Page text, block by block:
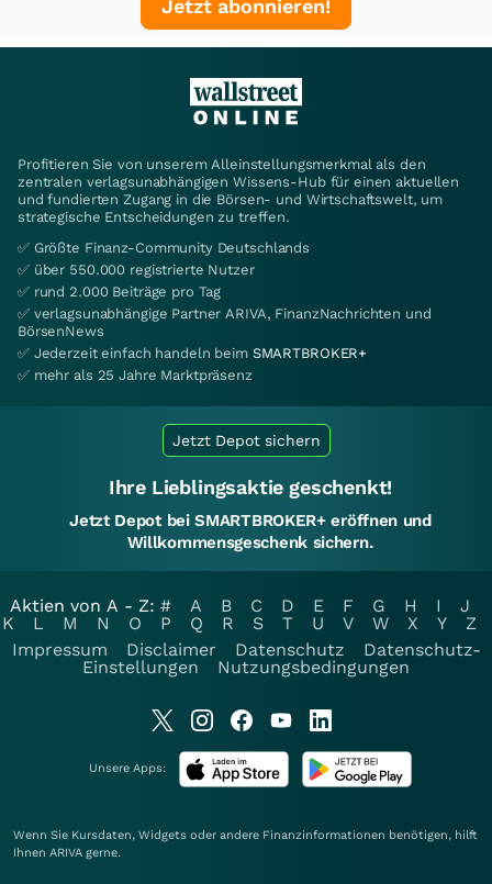
Jetzt abonnieren!
Profitieren Sie von unserem Alleinstellungsmerkmal als den
zentralen verlagsunabhängigen Wissens-Hub für einen aktuellen
und fundierten Zugang in die Börsen- und Wirtschaftswelt, um
strategische Entscheidungen zu treffen.
✅ Größte Finanz-Community Deutschlands
✅ über 550.000 registrierte Nutzer
✅ rund 2.000 Beiträge pro Tag
✅ verlagsunabhängige Partner ARIVA, FinanzNachrichten und
BörsenNews
✅ Jederzeit einfach handeln beim SMARTBROKER+
✅ mehr als 25 Jahre Marktpräsenz
Jetzt Depot sichern
Ihre Lieblingsaktie geschenkt!
Jetzt Depot bei SMARTBROKER+ eröffnen und
Willkommensgeschenk sichern.
Aktien von A - Z: # A B C D E F G H I
J
K
L M N O P Q R S T U V W X Y
Z
Impressum
Disclaimer Datenschutz
Datenschutz-
Einstellungen
Nutzungsbedingungen
Unsere Apps:
Wenn Sie Kursdaten, Widgets oder andere Finanzinformationen benötigen, hilft
Ihnen ARIVA gerne.